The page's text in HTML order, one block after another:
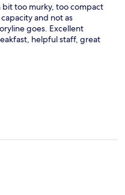
too murky, too compact
and not as
goes. Excellent
helpful staff, great